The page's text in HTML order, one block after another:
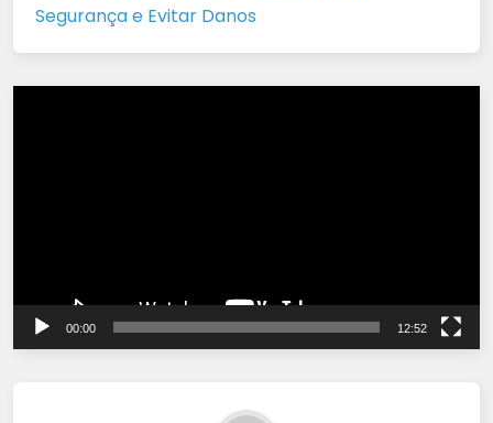
Segurança e Evitar Danos
00:00 12:52